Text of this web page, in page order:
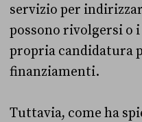
servizio per
possono rivolgersi o
propria candidatura
finanziamenti.
Tuttavia, come ha